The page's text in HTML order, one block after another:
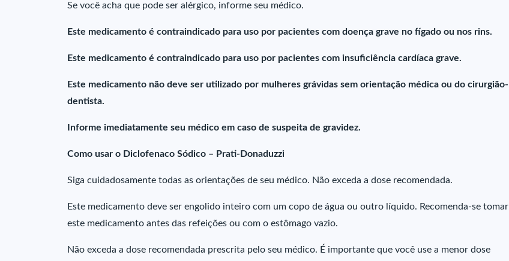
Se você acha que pode ser alérgico, informe seu médico.
Este medicamento é contraindicado para uso por pacientes com doença grave no fígado ou nos rins.
Este medicamento é contraindicado para uso por pacientes com insuficiência cardíaca grave.
Este medicamento não deve ser utilizado por mulheres grávidas sem orientação médica ou do cirurgião-
dentista.
Informe imediatamente seu médico em caso de suspeita de gravidez.
Como usar o Diclofenaco Sódico – Prati-Donaduzzi
Siga cuidadosamente todas as orientações de seu médico. Não exceda a dose recomendada.
Este medicamento deve ser engolido inteiro com um copo de água ou outro líquido. Recomenda-se tomar
este medicamento antes das refeições ou com o estômago vazio.
Não exceda a dose recomendada prescrita pelo seu médico. É importante que você use a menor dose